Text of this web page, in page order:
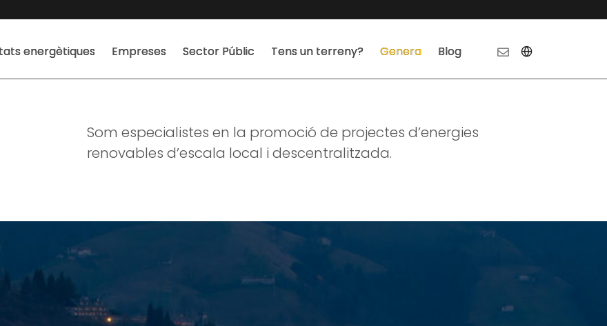
energètiques Empreses Sector Públic Tens un terreny? Genera Blog
Som especialistes en la promoció de projectes d’energies
renovables d’escala local i descentralitzada.